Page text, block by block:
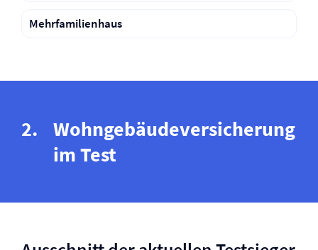
Mehrfamilienhaus
Wohngebäude­versicherung
im Test